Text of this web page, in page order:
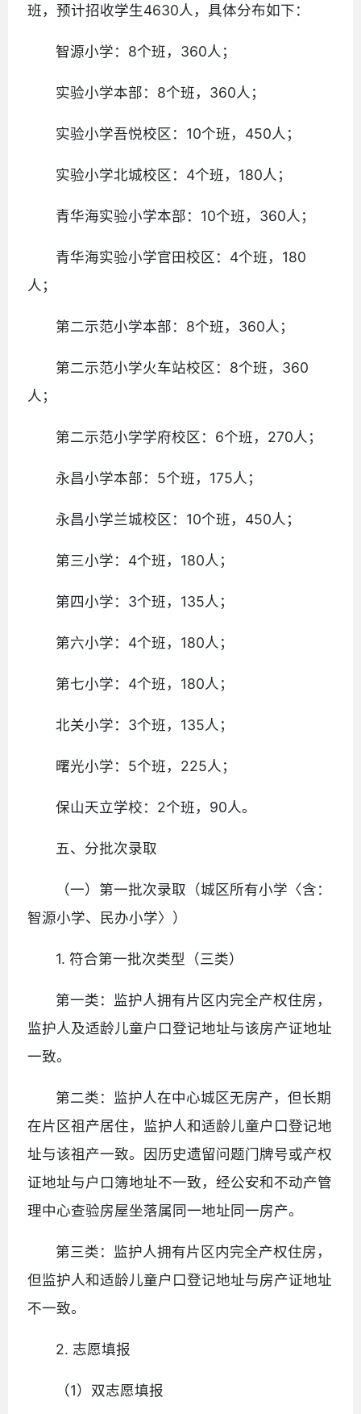
班，预计招收学生4630人，具体分布如下：
智源小学：8个班，360人；
实验小学本部：8个班，360人；
实验小学吾悦校区：10个班，450人；
实验小学北城校区：4个班，180人；
青华海实验小学本部：10个班，360人；
青华海实验小学官田校区：4个班，180
人；
第二示范小学本部：8个班，360人；
第二示范小学火车站校区：8个班，360
人；
第二示范小学学府校区：6个班，270人；
永昌小学本部：5个班，175人；
永昌小学兰城校区：10个班，450人；
第三小学：4个班，180人；
第四小学：3个班，135人；
第六小学：4个班，180人；
第七小学：4个班，180人；
北关小学：3个班，135人；
曙光小学：5个班，225人；
保山天立学校：2个班，90人。
五、分批次录取
（一）第一批次录取（城区所有小学〈含：
智源小学、民办小学〉）
1. 符合第一批次类型（三类）
第一类：监护人拥有片区内完全产权住房，
监护人及适龄儿童户口登记地址与该房产证地址
一致。
第二类：监护人在中心城区无房产，但长期
在片区祖产居住，监护人和适龄儿童户口登记地
址与该祖产一致。因历史遗留问题门牌号或产权
证地址与户口簿地址不一致，经公安和不动产管
理中心查验房屋坐落属同一地址同一房产。
第三类：监护人拥有片区内完全产权住房，
但监护人和适龄儿童户口登记地址与房产证地址
不一致。
2. 志愿填报
（1）双志愿填报